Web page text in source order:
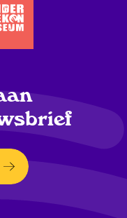
tabblad